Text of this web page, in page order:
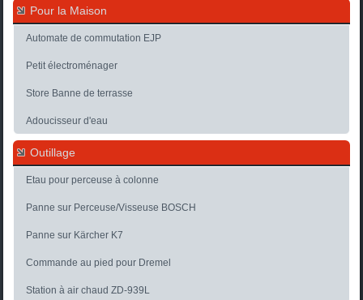
Pour la Maison
Automate de commutation EJP
Petit électroménager
Store Banne de terrasse
Adoucisseur d'eau
Outillage
Etau pour perceuse à colonne
Panne sur Perceuse/Visseuse BOSCH
Panne sur Kärcher K7
Commande au pied pour Dremel
Station à air chaud ZD-939L